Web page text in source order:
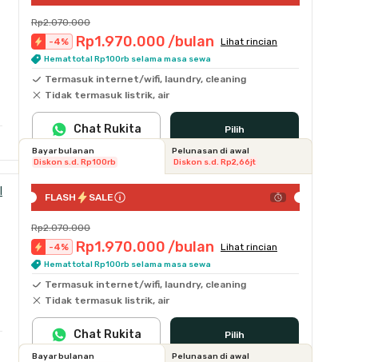
Rp2.070.000
-4% Rp1.970.000 /bulan Lihat rincian
Hemat total Rp100rb selama masa sewa
Termasuk internet/wifi, laundry, cleaning
Tidak termasuk listrik, air
Pilih
Chat Rukita
Bayar bulanan
Diskon s.d. Rp100rb
Pelunasan di awal
Diskon s.d. Rp2,66jt
FLASH SALE
Rp2.070.000
-4% Rp1.970.000 /bulan Lihat rincian
Hemat total Rp100rb selama masa sewa
Termasuk internet/wifi, laundry, cleaning
Tidak termasuk listrik, air
Pilih
Chat Rukita
Bayar bulanan
Pelunasan di awal